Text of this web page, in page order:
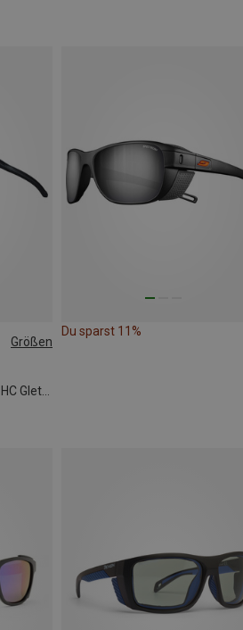
Größen
Ultimate Cover Reactiv 0-4 HC Gletscherbrille
Du sparst 11%